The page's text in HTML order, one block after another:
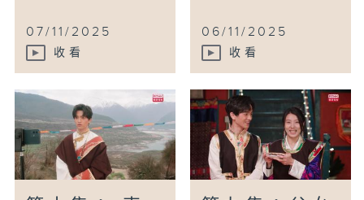
07/11/2025
收看
06/11/2025
收看